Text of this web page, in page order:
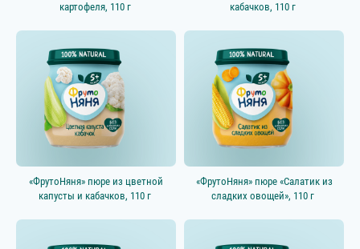
картофеля, 110 г
кабачков, 110 г
«ФрутоНяня» пюре из цветной
капусты и кабачков, 110 г
«ФрутоНяня» пюре «Салатик из
сладких овощей», 110 г